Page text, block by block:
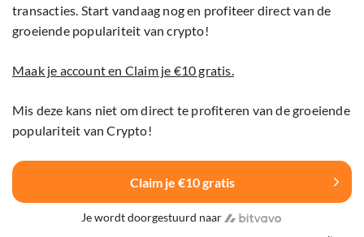
transacties. Start vandaag nog en profiteer direct van de
groeiende populariteit van crypto!
Maak je account en Claim je €10 gratis.
Mis deze kans niet om direct te profiteren van de groeiende
populariteit van Crypto!
Claim je €10 gratis
Je wordt doorgestuurd naar